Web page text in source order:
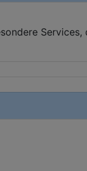
Services,